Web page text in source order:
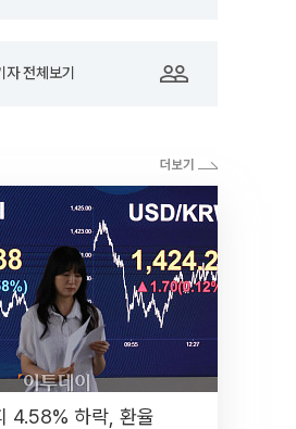
자 전체보기
4.58% 하락, 환율